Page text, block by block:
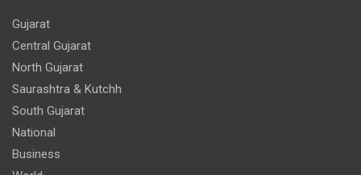
Gujarat
Central Gujarat
North Gujarat
Saurashtra & Kutchh
South Gujarat
National
Business